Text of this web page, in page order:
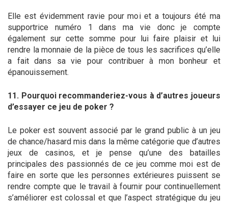
Elle est évidemment ravie pour moi et a toujours été ma
supportrice numéro 1 dans ma vie donc je compte
également sur cette somme pour lui faire plaisir et lui
rendre la monnaie de la pièce de tous les sacrifices qu’elle
a fait dans sa vie pour contribuer à mon bonheur et
épanouissement.
11. Pourquoi recommanderiez-vous à d’autres joueurs
d’essayer ce jeu de poker ?
Le poker est souvent associé par le grand public à un jeu
de chance/hasard mis dans la même catégorie que d’autres
jeux de casinos, et je pense qu’une des batailles
principales des passionnés de ce jeu comme moi est de
faire en sorte que les personnes extérieures puissent se
rendre compte que le travail à fournir pour continuellement
s’améliorer est colossal et que l’aspect stratégique du jeu